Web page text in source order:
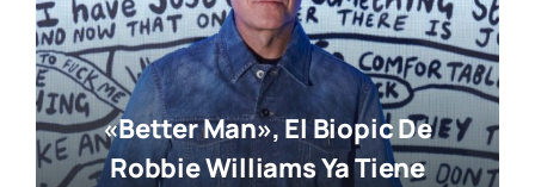
«Better Man», El Biopic De
Robbie Williams Ya Tiene